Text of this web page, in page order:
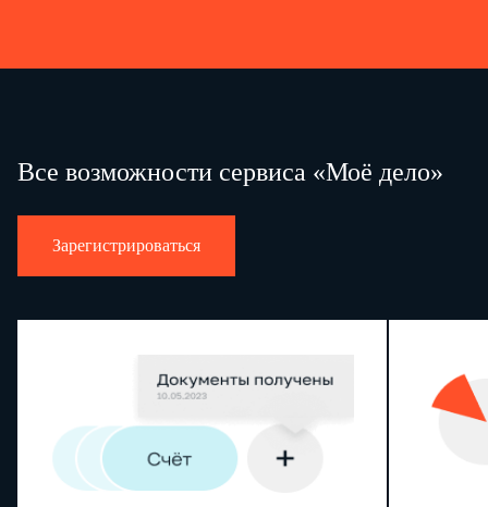
Все возможности сервиса «Моё дело»
Зарегистрироваться